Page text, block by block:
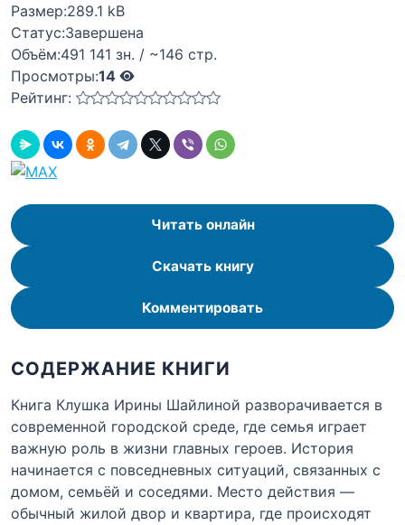
Размер:289.1 kB
Статус:Завершена
Объём:491 141 зн. / ~146 стр.
Просмотры:14
Рейтинг:
Читать онлайн
Скачать книгу
Комментировать
СОДЕРЖАНИЕ КНИГИ
Книга Клушка Ирины Шайлиной разворачивается в
современной городской среде, где семья играет
важную роль в жизни главных героев. История
начинается с повседневных ситуаций, связанных с
домом, семьёй и соседями. Место действия —
обычный жилой двор и квартира, где происходят